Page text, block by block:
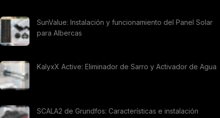
SunValue: Instalación y funcionamiento del Panel Solar
para Albercas
KalyxX Active: Eliminador de Sarro y Activador de Agua
SCALA2 de Grundfos: Características e instalación